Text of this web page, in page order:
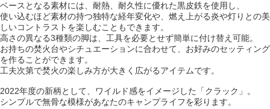
ベースとなる素材には、耐熱、耐久性に優れた黒皮鉄を使用し、
使い込むほど素材の持つ独特な経年変化や、燃え上がる炎や灯りとの美
しいコントラストを楽しむこともできます。
高さの異なる3種類の脚は、工具を必要とせず簡単に付け替え可能。
お持ちの焚火台やシチュエーションに合わせて、お好みのセッティング
を作ることができます。
工夫次第で焚火の楽しみ方が大きく広がるアイテムです。
2022年度の新柄として、ワイルド感をイメージした「クラック」。
シンプルで無骨な模様があなたのキャンプライフを彩ります。